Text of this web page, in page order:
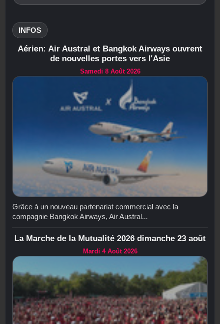
INFOS
Aérien: Air Austral et Bangkok Airways ouvrent
de nouvelles portes vers l'Asie
Samedi 8 Août 2026
Grâce à un nouveau partenariat commercial avec la
compagnie Bangkok Airways, Air Austral...
La Marche de la Mutualité 2026 dimanche 23 août
Mardi 4 Août 2026